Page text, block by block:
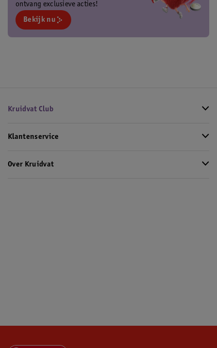
ontvang exclusieve acties!
Bekijk nu
Kruidvat Club
Klantenservice
Over Kruidvat